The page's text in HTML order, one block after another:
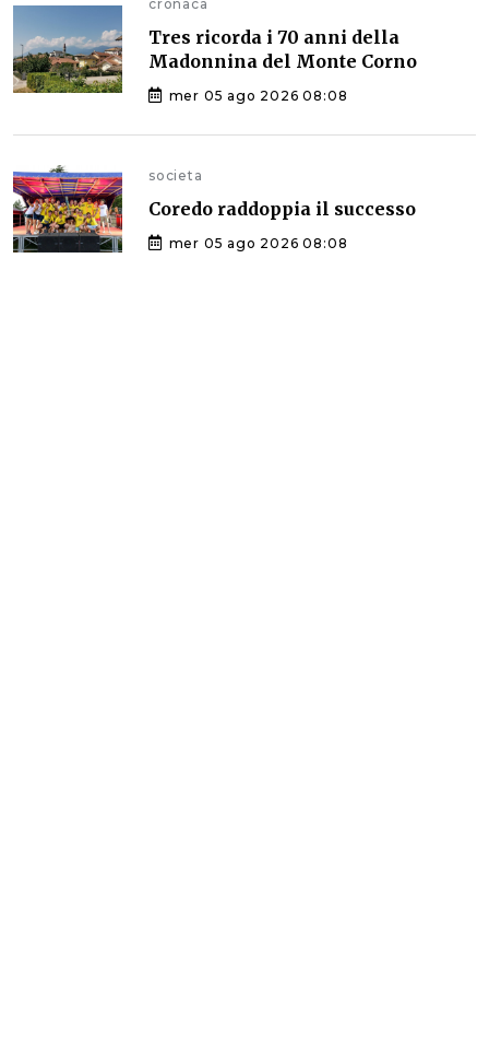
cronaca
Tres ricorda i 70 anni della
Madonnina del Monte Corno
mer 05 ago 2026 08:08
societa
Coredo raddoppia il successo
mer 05 ago 2026 08:08